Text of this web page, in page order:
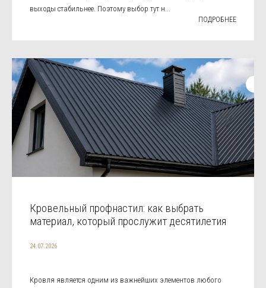
выходы стабильнее. Поэтому выбор тут н...
ПОДРОБНЕЕ
Кровельный профнастил: как выбрать
материал, который прослужит десятилетия
24.07.2026
Кровля является одним из важнейших элементов любого